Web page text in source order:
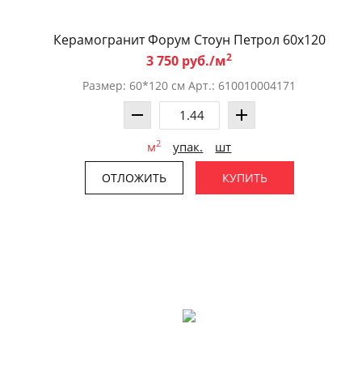
Керамогранит Форум Стоун Петрол 60x120
3 750 руб./м2
Размер: 60*120 см Арт.: 610010004171
м2 упак. шт
ОТЛОЖИТЬ КУПИТЬ